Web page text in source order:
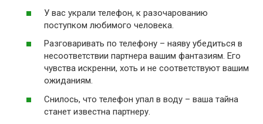
У вас украли телефон, к разочарованию
поступком любимого человека.
Разговаривать по телефону – наяву убедиться в
несоответствии партнера вашим фантазиям. Его
чувства искренни, хоть и не соответствуют вашим
ожиданиям.
Снилось, что телефон упал в воду – ваша тайна
станет известна партнеру.